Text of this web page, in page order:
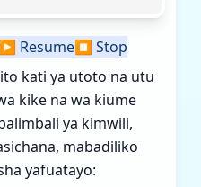
Resume⏹️ Stop
kati ya utoto na utu
kike na wa kiume
ya kimwili,
mabadiliko
yafuatayo: